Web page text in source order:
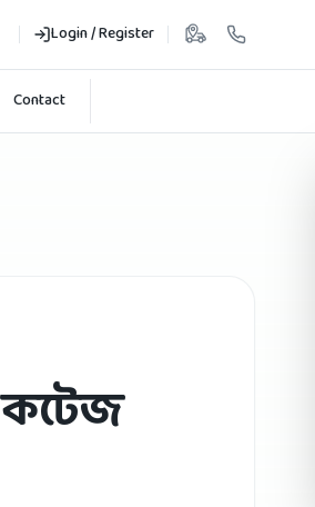
Login / Register
Contact
কটেজ